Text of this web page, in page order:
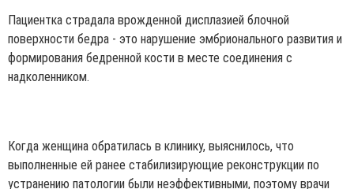
Пациентка страдала врожденной дисплазией блочной
поверхности бедра - это нарушение эмбрионального развития и
формирования бедренной кости в месте соединения с
надколенником.
Когда женщина обратилась в клинику, выяснилось, что
выполненные ей ранее стабилизирующие реконструкции по
устранению патологии были неэффективными, поэтому врачи